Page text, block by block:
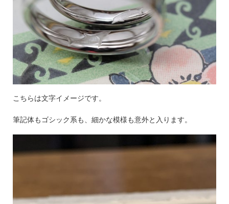
こちらは文字イメージです。
筆記体もゴシック系も、細かな模様も意外と入ります。